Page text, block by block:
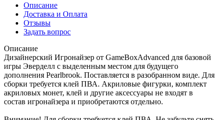
Описание
Доставка и Оплата
Отзывы
Задать вопрос
Описание
Дизайнерский Игронайзер от GameBoxAdvanced для базовой
игры Эверделл с выделенным местом для будущего
дополнения Pearlbrook. Поставляется в разобранном виде. Для
сборки требуется клей ПВА. Акриловые фигурки, комплект
акриловых монет, клей и другие аксессуары не входят в
состав игронайзера и приобретаются отдельно.